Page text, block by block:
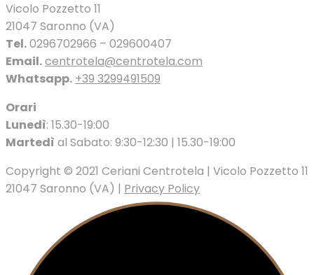
Vicolo Pozzetto 11
21047 Saronno (VA)
Tel.0296702966 – 029600407
Email.centrotela@centrotela.com
Whatsapp. +39 3299491509
Orari
Lunedì: 15.30-19:00
Martedì al Sabato: 9:30-12:30 | 15.30-19:00
Copyright © 2021 Ceriani Centrotela | Vicolo Pozzetto 11
21047 Saronno (VA) | Privacy Policy